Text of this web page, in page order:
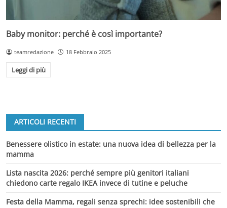
Baby monitor: perché è così importante?
teamredazione 18 Febbraio 2025
Leggi di più
ARTICOLI RECENTI
Benessere olistico in estate: una nuova idea di bellezza per la
mamma
Lista nascita 2026: perché sempre più genitori italiani
chiedono carte regalo IKEA invece di tutine e peluche
Festa della Mamma, regali senza sprechi: idee sostenibili che